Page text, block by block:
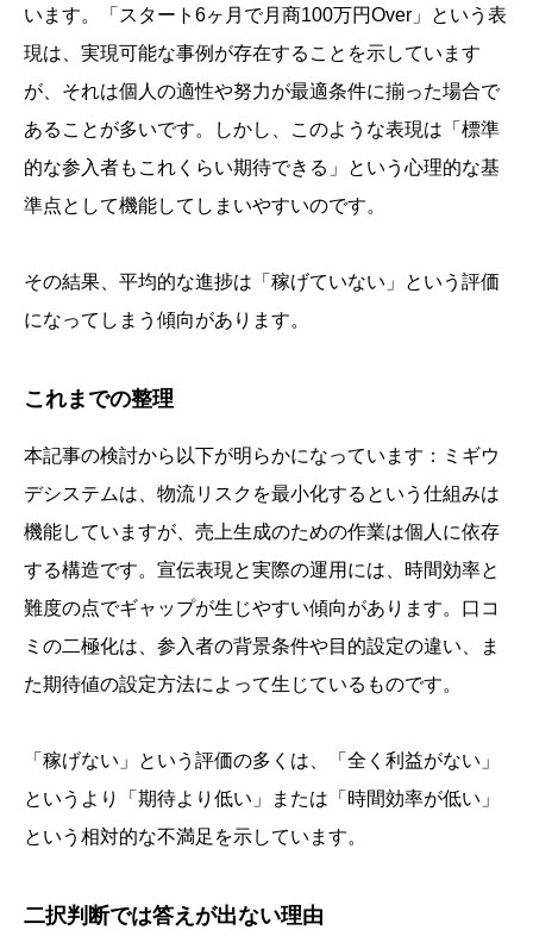
います。「スタート6ヶ月で月商100万円Over」という表
現は、実現可能な事例が存在することを示しています
が、それは個人の適性や努力が最適条件に揃った場合で
あることが多いです。しかし、このような表現は「標準
的な参入者もこれくらい期待できる」という心理的な基
準点として機能してしまいやすいのです。
その結果、平均的な進捗は「稼げていない」という評価
になってしまう傾向があります。
これまでの整理
本記事の検討から以下が明らかになっています：ミギウ
デシステムは、物流リスクを最小化するという仕組みは
機能していますが、売上生成のための作業は個人に依存
する構造です。宣伝表現と実際の運用には、時間効率と
難度の点でギャップが生じやすい傾向があります。口コ
ミの二極化は、参入者の背景条件や目的設定の違い、ま
た期待値の設定方法によって生じているものです。
「稼げない」という評価の多くは、「全く利益がない」
というより「期待より低い」または「時間効率が低い」
という相対的な不満足を示しています。
二択判断では答えが出ない理由